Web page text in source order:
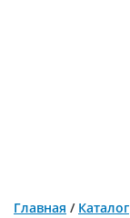
Главная / Каталог